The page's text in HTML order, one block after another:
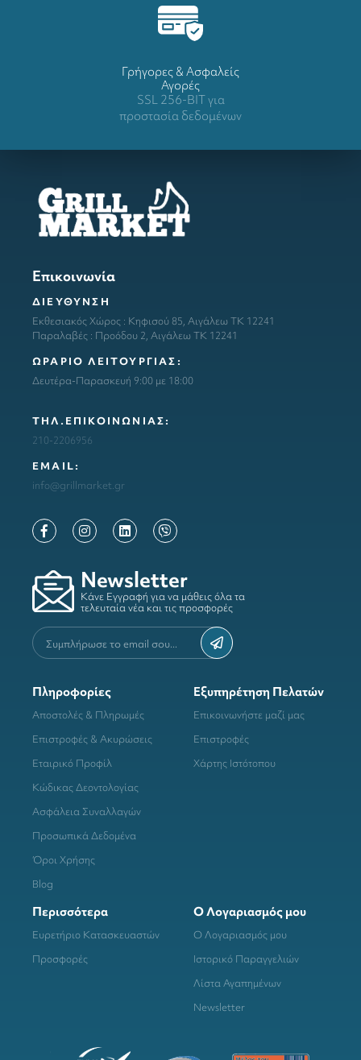
Γρήγορες & Ασφαλείς
Αγορές
SSL 256-BIT για
προστασία δεδομένων
Επικοινωνία
ΔΙΕΥΘΥΝΣΗ
Εκθεσιακός Χώρος : Κηφισού 85, Αιγάλεω ΤΚ 12241
Παραλαβές : Προόδου 2, Αιγάλεω ΤΚ 12241
ΩΡΑΡΙΟ ΛΕΙΤΟΥΡΓΙΑΣ:
Δευτέρα-Παρασκευή 9:00 με 18:00
ΤΗΛ.ΕΠΙΚΟΙΝΩΝΙΑΣ:
210-2206956
ΕΜΑΙL:
info@grillmarket.gr
Newsletter
Κάνε Εγγραφή για να μάθεις όλα τα
τελευταία νέα και τις προσφορές
Πληροφορίες
Αποστολές & Πληρωμές
Επιστροφές & Ακυρώσεις
Εταιρικό Προφίλ
Κώδικας Δεοντολογίας
Ασφάλεια Συναλλαγών
Προσωπικά Δεδομένα
Όροι Χρήσης
Blog
Εξυπηρέτηση Πελατών
Επικοινωνήστε μαζί μας
Επιστροφές
Χάρτης Ιστότοπου
Περισσότερα
Ευρετήριο Κατασκευαστών
Προσφορές
Ο Λογαριασμός μου
Ο Λογαριασμός μου
Ιστορικό Παραγγελιών
Λίστα Αγαπημένων
Newsletter